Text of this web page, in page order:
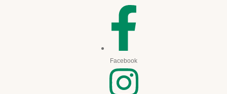
Facebook